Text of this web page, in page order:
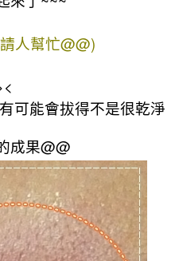
人幫忙@@)
可能會拔得不是很乾淨
成果@@